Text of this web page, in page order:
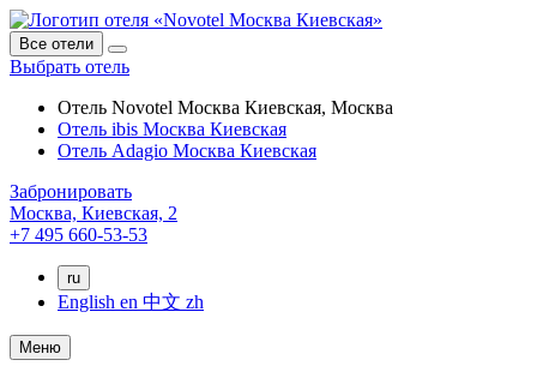
Все отели
Выбрать отель
Отель Novotel Москва Киевская, Москва
Отель ibis Москва Киевская
Отель Adagio Москва Киевская
Забронировать
Москва, Киевская, 2
+7 495 660-53-53
ru
English en 中文 zh
Меню